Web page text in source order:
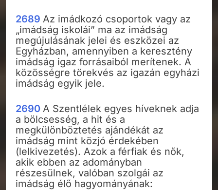
2689 Az imádkozó csoportok vagy az
„imádság iskolái” ma az imádság
megújulásának jelei és eszközei az
Egyházban, amennyiben a keresztény
imádság igaz forrásaiból merítenek. A
közösségre törekvés az igazán egyházi
imádság egyik jele.
2690 A Szentlélek egyes híveknek adja
a bölcsesség, a hit és a
megkülönböztetés ajándékát az
imádság mint közjó érdekében
(lelkivezetés). Azok a férfiak és nők,
akik ebben az adományban
részesülnek, valóban szolgái az
imádság élő hagyományának: